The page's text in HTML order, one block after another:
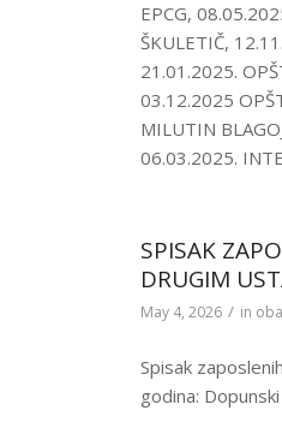
EPCG,
ŠKULETIČ,
21.01.2025.
03.12.2025
MILUTIN
06.03.2025.
SPISAK
DRUGIM
May 4, 2026 / in
Spisak
godina: